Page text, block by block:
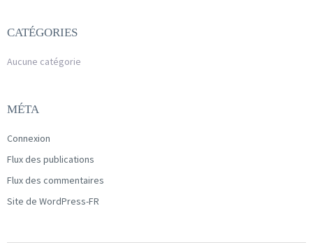
CATÉGORIES
Aucune catégorie
MÉTA
Connexion
Flux des publications
Flux des commentaires
Site de WordPress-FR